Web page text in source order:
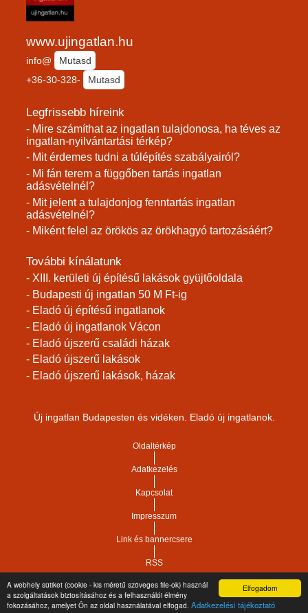
Elfogadom
A webhely sütiket (cookie - kis méretű szöveges file-ok) használ
a szolgáltatások biztosításához és a felhasználói élmény
fokozásához, amelyet Ön az oldal használatával elfogad. Adatkezelési tájékoztató
www.ujingatlan.hu
info@
Mutasd
+36-30-328-
Mutasd
Legfrissebb híreink
- Mire számíthat az ingatlan tulajdonosa, ha téves az
ingatlan-nyilvántartási térkép?
- Mit érdemes tudni a túlépítés szabályairól?
- Mi fán terem a függőben tartás ingatlan
adásvételnél?
- Mit jelent a tulajdonjog fenntartás ingatlan
adásvételnél?
- Miként felel az örökös az örökhagyó tartozásáért?
További kínálatunk
- XIII. kerületi új építésű lakások gyüjtőoldala
- Budapesti új ingatlan 50 M Ft-ig
- Eladó új építésű ingatlanok
- Eladó új ingatlanok Vácon
- Eladó újszerű családi házak
- Eladó újszerű lakások
- Eladó újszerű lakások, házak
Új ingatlan Budapesten és vidéken. Eladó új ingatlanok.
Oldaltérkép
Adatkezelés
Kapcsolat
Impresszum
Link és bannercsere
RSS
Copyright © 2021.Vár-Köz Kft. - Ingatlan nyilvántartó, ügyviteli és
adminisztrációs szoftver